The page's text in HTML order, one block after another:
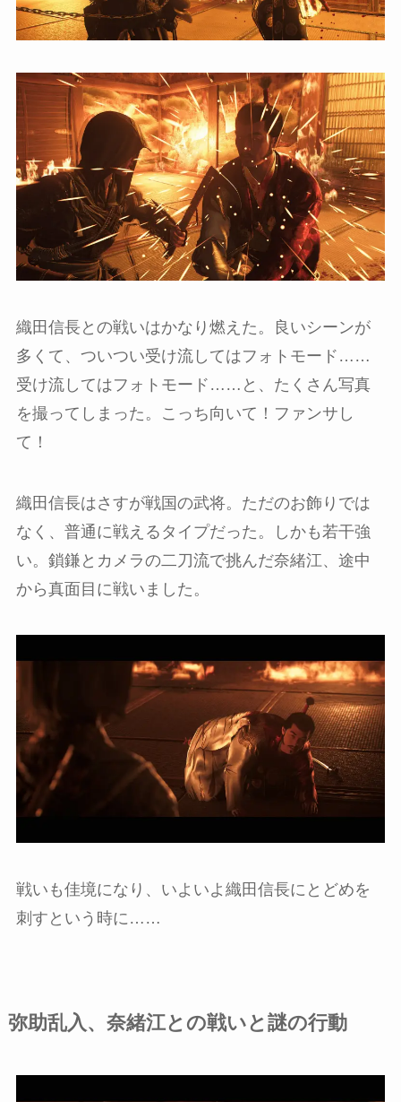
織田信長との戦いはかなり燃えた。良いシーンが
多くて、ついつい受け流してはフォトモード……
受け流してはフォトモード……と、たくさん写真
を撮ってしまった。こっち向いて！ファンサし
て！
織田信長はさすが戦国の武将。ただのお飾りでは
なく、普通に戦えるタイプだった。しかも若干強
い。鎖鎌とカメラの二刀流で挑んだ奈緒江、途中
から真面目に戦いました。
戦いも佳境になり、いよいよ織田信長にとどめを
刺すという時に……
弥助乱入、奈緒江との戦いと謎の行動